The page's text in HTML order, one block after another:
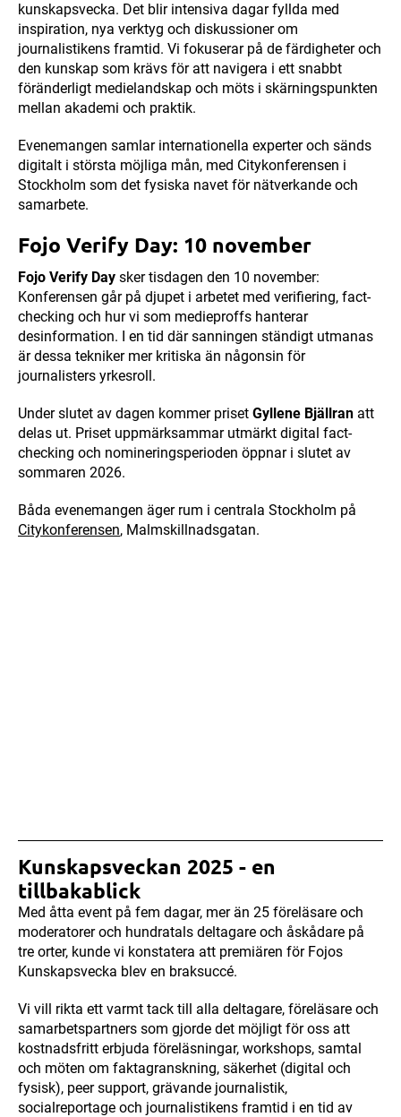
kunskapsvecka. Det blir intensiva dagar fyllda med
inspiration, nya verktyg och diskussioner om
journalistikens framtid. Vi fokuserar på de färdigheter och
den kunskap som krävs för att navigera i ett snabbt
föränderligt medielandskap och möts i skärningspunkten
mellan akademi och praktik.
Evenemangen samlar internationella experter och sänds
digitalt i största möjliga mån, med Citykonferensen i
Stockholm som det fysiska navet för nätverkande och
samarbete.
Fojo Verify Day: 10 november
Fojo Verify Day sker tisdagen den 10 november:
Konferensen går på djupet i arbetet med verifiering, fact-
checking och hur vi som medieproffs hanterar
desinformation. I en tid där sanningen ständigt utmanas
är dessa tekniker mer kritiska än någonsin för
journalisters yrkesroll.
Under slutet av dagen kommer priset Gyllene Bjällran att
delas ut. Priset uppmärksammar utmärkt digital fact-
checking och nomineringsperioden öppnar i slutet av
sommaren 2026.
Båda evenemangen äger rum i centrala Stockholm på
Citykonferensen, Malmskillnadsgatan.
Kunskapsveckan 2025 - en
tillbakablick
Med åtta event på fem dagar, mer än 25 föreläsare och
moderatorer och hundratals deltagare och åskådare på
tre orter, kunde vi konstatera att premiären för Fojos
Kunskapsvecka blev en braksuccé.
Vi vill rikta ett varmt tack till alla deltagare, föreläsare och
samarbetspartners som gjorde det möjligt för oss att
kostnadsfritt erbjuda föreläsningar, workshops, samtal
och möten om faktagranskning, säkerhet (digital och
fysisk), peer support, grävande journalistik,
socialreportage och journalistikens framtid i en tid av